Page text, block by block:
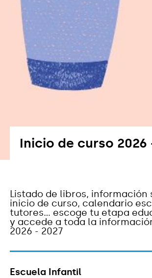
Inicio de curso 2026
Listado de libros, información
inicio de curso, calendario
tutores... escoge tu etapa
y accede a toda la
2026 - 2027
Escuela Infantil